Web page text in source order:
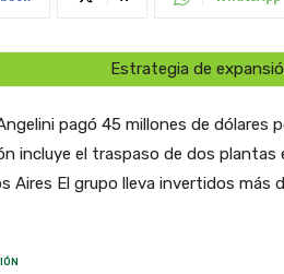
Estrategia de
pagó 45 millones de dólares
incluye el traspaso de dos plantas
Aires El grupo lleva invertidos más